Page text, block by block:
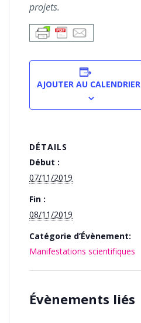
projets.
AJOUTER AU CALENDRIER
DÉTAILS
Début :
07/11/2019
Fin :
08/11/2019
Catégorie d’Évènement:
Manifestations scientifiques
Évènements liés